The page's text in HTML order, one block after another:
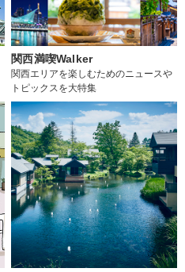
関西満喫Walker
関西エリアを楽しむためのニュースや
トピックスを大特集